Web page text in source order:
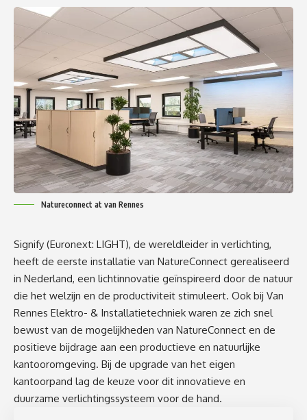
Natureconnect at van Rennes
Signify (Euronext: LIGHT), de wereldleider in verlichting,
heeft de eerste installatie van NatureConnect gerealiseerd
in Nederland, een lichtinnovatie geïnspireerd door de natuur
die het welzijn en de productiviteit stimuleert. Ook bij Van
Rennes Elektro- & Installatietechniek waren ze zich snel
bewust van de mogelijkheden van NatureConnect en de
positieve bijdrage aan een productieve en natuurlijke
kantooromgeving. Bij de upgrade van het eigen
kantoorpand lag de keuze voor dit innovatieve en
duurzame verlichtingssysteem voor de hand.